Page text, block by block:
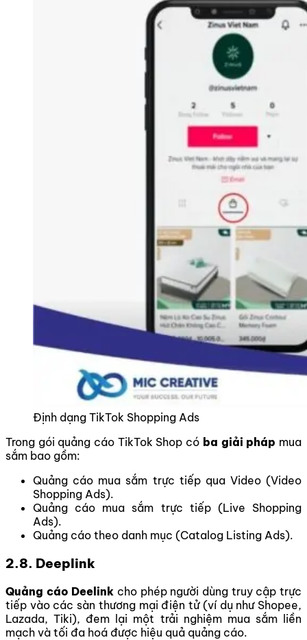
Định dạng TikTok Shopping Ads
Trong gói quảng cáo TikTok Shop có ba giải pháp mua
sắm bao gồm:
Quảng cáo mua sắm trực tiếp qua Video (Video
Shopping Ads).
Quảng cáo mua sắm trực tiếp (Live Shopping
Ads).
Quảng cáo theo danh mục (Catalog Listing Ads).
2.8. Deeplink
Quảng cáo Deelink cho phép người dùng truy cập trực
tiếp vào các sàn thương mại điện tử (ví dụ như Shopee,
Lazada, Tiki), đem lại một trải nghiệm mua sắm liền
mạch và tối đa hoá được hiệu quả quảng cáo.